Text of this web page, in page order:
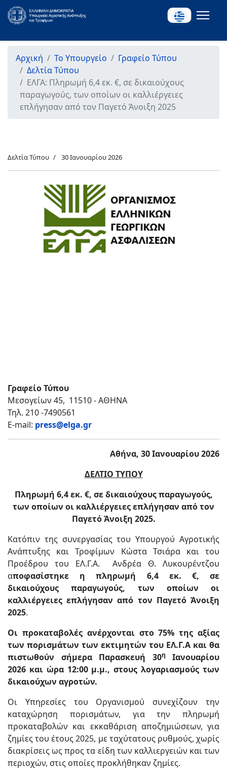
Αρχική Το Υπουργείο
Γραφείο Τύπου
Δελτία Τύπου
ΕΛΓΑ: Πληρωμή 6,4 εκ. €, σε δικαιούχους
παραγωγούς, των οποίων οι καλλιέργειες
επλήγησαν από τον Παγετό Άνοιξη 2025
Δελτία Τύπου 30 Ιανουαρίου 2026
Γραφείο Τύπου
Μεσογείων 45, 11510 - ΑΘΗΝΑ
Τηλ. 210 -7490561
Ε-mail: press@elga.gr
Αθήνα, 30 Ιανουαρίου 2026
ΔΕΛΤΙΟ ΤΥΠΟΥ
Πληρωμή 6,4 εκ. €, σε δικαιούχους παραγωγούς,
των οποίων οι καλλιέργειες επλήγησαν από τον
Παγετό Άνοιξη 2025.
Κατόπιν της συνεργασίας του Υπουργού Αγροτικής
Ανάπτυξης και Τροφίμων Κώστα Τσιάρα και του
Προέδρου του ΕΛ.Γ.Α. Ανδρέα Θ. Λυκουρέντζου
αποφασίστηκε η πληρωμή 6,4 εκ. €, σε
δικαιούχους παραγωγούς, των οποίων οι
καλλιέργειες επλήγησαν από τον Παγετό Άνοιξη
2025.
Οι προκαταβολές ανέρχονται στο 75% της αξίας
των πορισμάτων των εκτιμητών του ΕΛ.Γ.Α και θα
πιστωθούν σήμερα Παρασκευή 30η
Ιανουαρίου
2026 και ώρα 12:00 μ.μ., στους λογαριασμούς των
δικαιούχων αγροτών.
Οι Υπηρεσίες του Οργανισμού συνεχίζουν την
καταχώρηση πορισμάτων, για την πληρωμή
προκαταβολών και εκκαθάριση αποζημιώσεων, για
ζημίες του έτους 2025, με ταχύτατους ρυθμούς, χωρίς
διακρίσεις ως προς τα είδη των καλλιεργειών και των
περιοχών, στις οποίες προκλήθηκαν ζημίες.